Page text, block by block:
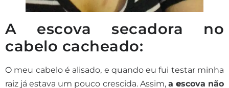
A escova secadora no
cabelo cacheado:
O meu cabelo é alisado, e quando eu fui testar minha
raiz já estava um pouco crescida. Assim, a escova não